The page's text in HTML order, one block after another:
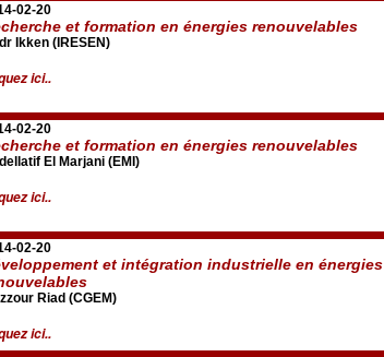
02-20
et formation en énergies renouvelables
Ikken (IRESEN)
ici..
02-20
et formation en énergies renouvelables
El Marjani (EMI)
ici..
02-20
et intégration industrielle en énergies
Riad (CGEM)
ici..